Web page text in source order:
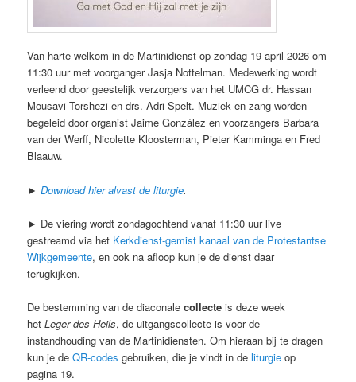
Van harte welkom in de Martinidienst op zondag 19 april 2026 om
11:30 uur met voorganger Jasja Nottelman. Medewerking wordt
verleend door geestelijk verzorgers van het UMCG dr. Hassan
Mousavi Torshezi en drs. Adri Spelt. Muziek en zang worden
begeleid door organist Jaime González en voorzangers Barbara
van der Werff, Nicolette Kloosterman, Pieter Kamminga en Fred
Blaauw.
►Download hier alvast de liturgie.
► De viering wordt zondagochtend vanaf 11:30 uur live
gestreamd via het Kerkdienst-gemist kanaal van de Protestantse
Wijkgemeente, en ook na afloop kun je de dienst daar
terugkijken.
De bestemming van de diaconalecollecte is deze week
hetLeger des Heils, de uitgangscollecte is voor de
instandhouding van de Martinidiensten. Om hieraan bij te dragen
kun je deQR-codes gebruiken, die je vindt in deliturgie op
pagina 19.